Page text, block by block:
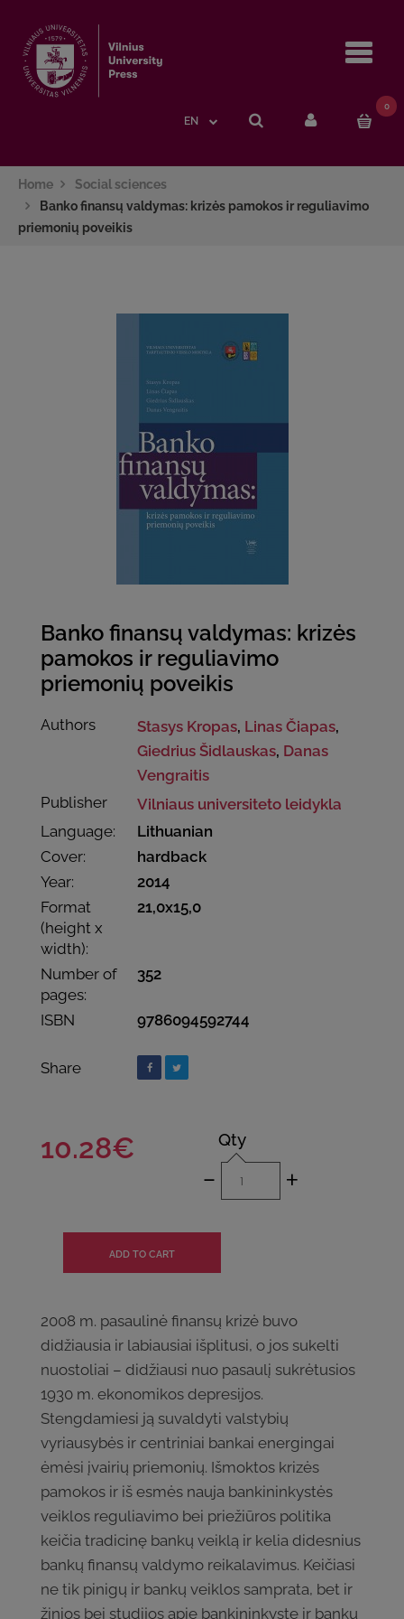
EN
0
Home
Social sciences
Banko finansų valdymas: krizės pamokos ir reguliavimo
priemonių poveikis
Banko finansų valdymas: krizės
pamokos ir reguliavimo
priemonių poveikis
Authors Stasys Kropas, Linas Čiapas,
Giedrius Šidlauskas, Danas
Vengraitis
Publisher
Vilniaus universiteto leidykla
Language:
Lithuanian
Cover:
hardback
Year:
2014
Format
(height x
width):
21,0x15,0
Number of
pages:
352
ISBN 9786094592744
Share
10.28€ Qty
- +
2008 m. pasaulinė finansų krizė buvo
didžiausia ir labiausiai išplitusi, o jos sukelti
nuostoliai – didžiausi nuo pasaulį sukrėtusios
1930 m. ekonomikos depresijos.
Stengdamiesi ją suvaldyti valstybių
vyriausybės ir centriniai bankai energingai
ėmėsi įvairių priemonių. Išmoktos krizės
pamokos ir iš esmės nauja bankininkystės
veiklos reguliavimo bei priežiūros politika
keičia tradicinę bankų veiklą ir kelia didesnius
bankų finansų valdymo reikalavimus. Keičiasi
ne tik pinigų ir bankų veiklos samprata, bet ir
žinios bei studijos apie bankininkystę ir bankų